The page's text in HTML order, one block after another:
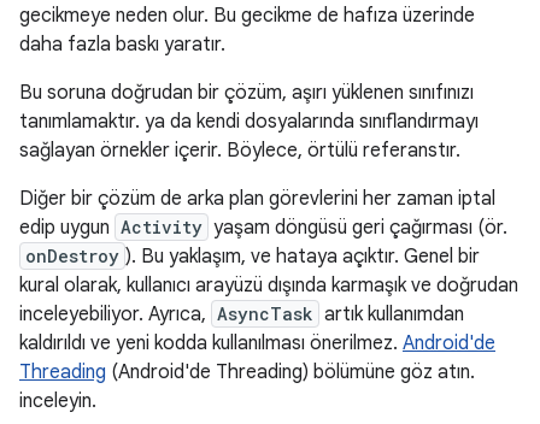
gecikmeye neden olur. Bu gecikme de hafıza üzerinde
daha fazla baskı yaratır.
Bu soruna doğrudan bir çözüm, aşırı yüklenen sınıfınızı
tanımlamaktır. ya da kendi dosyalarında sınıflandırmayı
sağlayan örnekler içerir. Böylece, örtülü referanstır.
Diğer bir çözüm de arka plan görevlerini her zaman iptal
edip uygun Activity yaşam döngüsü geri çağırması (ör.
onDestroy ). Bu yaklaşım, ve hataya açıktır. Genel bir
kural olarak, kullanıcı arayüzü dışında karmaşık ve doğrudan
inceleyebiliyor. Ayrıca, AsyncTask artık kullanımdan
kaldırıldı ve yeni kodda kullanılması önerilmez. Android'de
Threading (Android'de Threading) bölümüne göz atın.
inceleyin.